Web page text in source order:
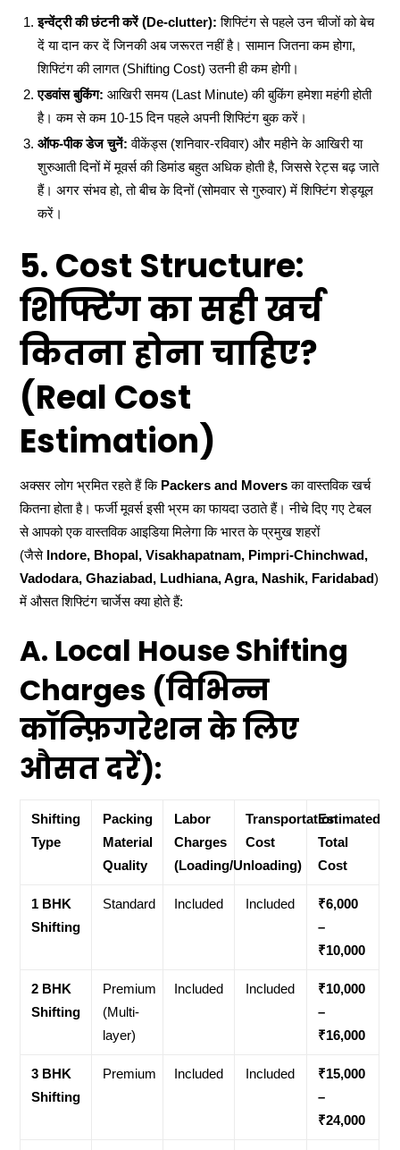
इन्वेंट्री की छंटनी करें (De-clutter): शिफ्टिंग से पहले उन चीजों को बेच
दें या दान कर दें जिनकी अब जरूरत नहीं है। सामान जितना कम होगा,
शिफ्टिंग की लागत (Shifting Cost) उतनी ही कम होगी।
एडवांस बुकिंग: आखिरी समय (Last Minute) की बुकिंग हमेशा महंगी होती
है। कम से कम 10-15 दिन पहले अपनी शिफ्टिंग बुक करें।
ऑफ-पीक डेज चुनें: वीकेंड्स (शनिवार-रविवार) और महीने के आखिरी या
शुरुआती दिनों में मूवर्स की डिमांड बहुत अधिक होती है, जिससे रेट्स बढ़ जाते
हैं। अगर संभव हो, तो बीच के दिनों (सोमवार से गुरुवार) में शिफ्टिंग शेड्यूल
करें।
5. Cost Structure:
शिफ्टिंग का सही खर्च
कितना होना चाहिए?
(Real Cost
Estimation)
अक्सर लोग भ्रमित रहते हैं कि Packers and Movers का वास्तविक खर्च
कितना होता है। फर्जी मूवर्स इसी भ्रम का फायदा उठाते हैं। नीचे दिए गए टेबल
से आपको एक वास्तविक आइडिया मिलेगा कि भारत के प्रमुख शहरों
(जैसे Indore, Bhopal, Visakhapatnam, Pimpri-Chinchwad,
Vadodara, Ghaziabad, Ludhiana, Agra, Nashik, Faridabad)
में औसत शिफ्टिंग चार्जेस क्या होते हैं:
A. Local House Shifting
Charges (विभिन्न
कॉन्फ़िगरेशन के लिए
औसत दरें):
Shifting
Type
Packing
Material
Quality
Labor
Charges
(Loading/Unloading)
Transportation
Cost
Estimated
Total
Cost
1 BHK
Shifting
Standard Included Included
₹6,000
–
₹10,000
2 BHK
Shifting
Premium
(Multi-
layer)
Included Included
₹10,000
–
₹16,000
3 BHK
Shifting
Premium Included Included
₹15,000
–
₹24,000